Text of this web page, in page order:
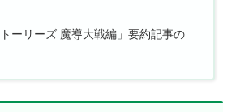
ーリーズ 魔導大戦編」要約記事の